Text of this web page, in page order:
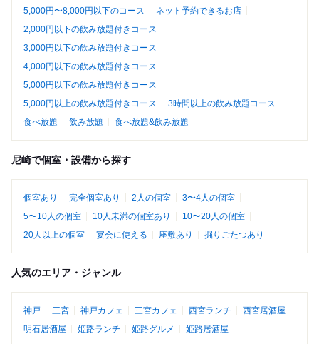
5,000円〜8,000円以下のコース
ネット予約できるお店
2,000円以下の飲み放題付きコース
3,000円以下の飲み放題付きコース
4,000円以下の飲み放題付きコース
5,000円以下の飲み放題付きコース
5,000円以上の飲み放題付きコース
3時間以上の飲み放題コース
食べ放題
飲み放題 食べ放題&飲み放題
尼崎で個室・設備から探す
個室あり 完全個室あり 2人の個室
3〜4人の個室
5〜10人の個室
10人未満の個室あり
10〜20人の個室
20人以上の個室
宴会に使える 座敷あり 掘りごたつあり
人気のエリア・ジャンル
神戸 三宮 神戸カフェ 三宮カフェ 西宮ランチ
西宮居酒屋
明石居酒屋
姫路ランチ 姫路グルメ 姫路居酒屋